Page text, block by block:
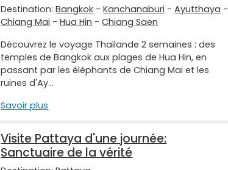
Destination:Bangkok -Kanchanaburi -Ayutthaya -
Chiang Mai -Hua Hin -Chiang Saen
Découvrez le voyage Thaïlande 2 semaines : des
temples de Bangkok aux plages de Hua Hin, en
passant par les éléphants de Chiang Mai et les
ruines d'Ay...
Savoir plus
Visite Pattaya d'une journée:
Sanctuaire de la vérité